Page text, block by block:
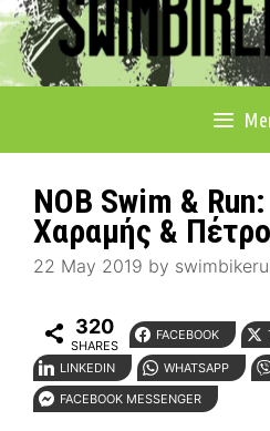
NOB Swim &
Χαραμής &
22 May 2019 by
320
SHARES
FACEBOOK
LINKEDIN WHATSAPP
FACEBOOK MESSENGER